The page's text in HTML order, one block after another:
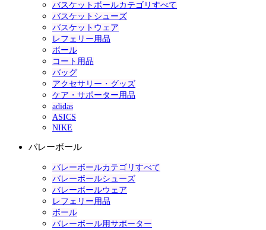
バスケットボールカテゴリすべて
バスケットシューズ
バスケットウェア
レフェリー用品
ボール
コート用品
バッグ
アクセサリー・グッズ
ケア・サポーター用品
adidas
ASICS
NIKE
バレーボール
バレーボールカテゴリすべて
バレーボールシューズ
バレーボールウェア
レフェリー用品
ボール
バレーボール用サポーター